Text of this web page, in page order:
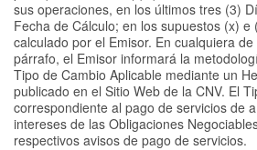
sus operaciones, en los últimos tres (3)
Fecha de Cálculo; en los supuestos (x)
calculado por el Emisor. En cualquiera
párrafo, el Emisor informará la
Tipo de Cambio Aplicable mediante un
publicado en el Sitio Web de la CNV. El
correspondiente al pago de servicios de
intereses de las Obligaciones
respectivos avisos de pago de servicios.